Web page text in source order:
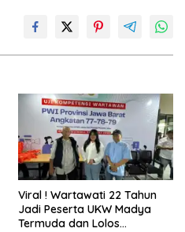
Viral ! Wartawati 22 Tahun
Jadi Peserta UKW Madya
Termuda dan Lolos